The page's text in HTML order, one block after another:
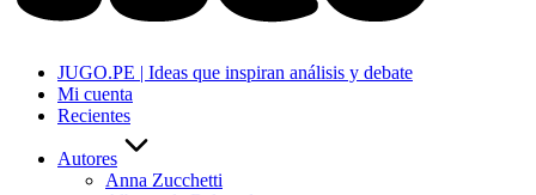
JUGO.PE | Ideas que inspiran análisis y debate
Mi cuenta
Recientes
Autores
Anna Zucchetti